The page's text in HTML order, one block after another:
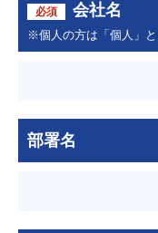
必須 会社名
※個人の方は「個人」と
部署名